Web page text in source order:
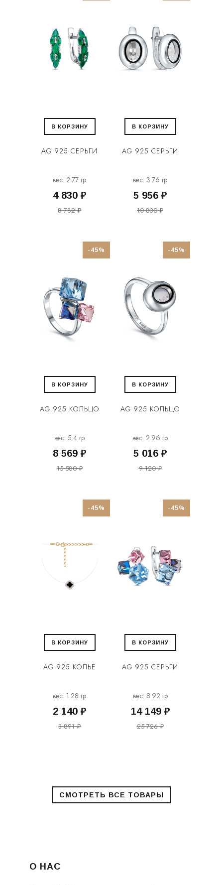
В КОРЗИНУ
AG 925 СЕРЬГИ
вес: 2.77 гр
4 830 ₽
8 782 ₽
В КОРЗИНУ
AG 925 СЕРЬГИ
вес: 3.76 гр
5 956 ₽
10 830 ₽
-45%
В КОРЗИНУ
AG 925 КОЛЬЦО
вес: 5.4 гр
8 569 ₽
15 580 ₽
-45%
В КОРЗИНУ
AG 925 КОЛЬЦО
вес: 2.96 гр
5 016 ₽
9 120 ₽
-45%
В КОРЗИНУ
AG 925 КОЛЬЕ
вес: 1.28 гр
2 140 ₽
3 891 ₽
-45%
В КОРЗИНУ
AG 925 СЕРЬГИ
вес: 8.92 гр
14 149 ₽
25 726 ₽
О НАС